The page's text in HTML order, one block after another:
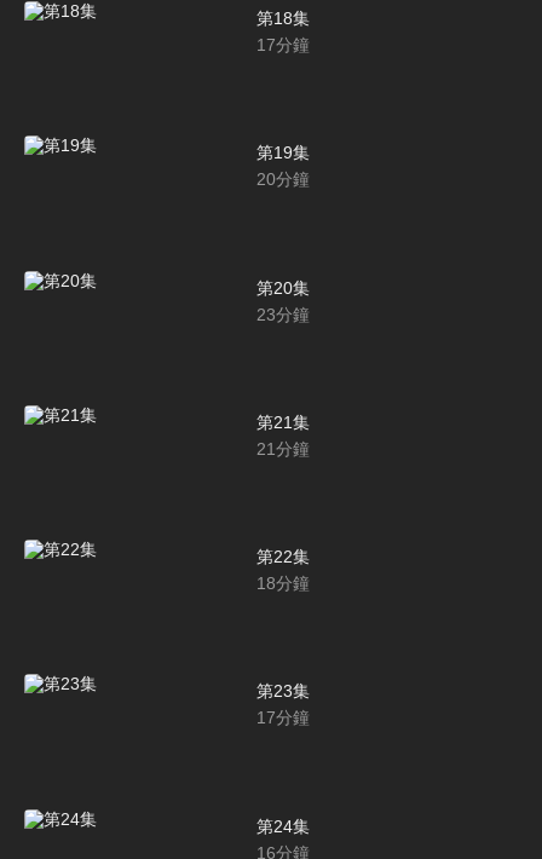
第18集
17分鐘
第19集
20分鐘
第20集
23分鐘
第21集
21分鐘
第22集
18分鐘
第23集
17分鐘
第24集
16分鐘